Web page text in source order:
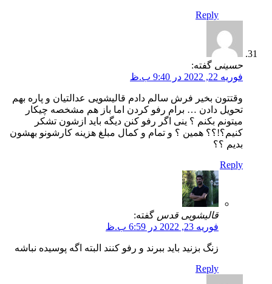
Reply
حسینی گفته:
فوریه 22, 2022 در 9:40 ب.ظ
وقتتون بخیر فرش سالم دادم قالیشویی عدالتیان و پاره بهم
تحویل دادن … برام رفو کردن اما باز هم مشخصه چیکار
میتونم بکنم ؟ ینی اگر رفو کنن دیگه باید ازشون تشکر
کنیم؟!؟؟ همین ؟ و تمام و کمال مبلغ هزینه کارشونو بهشون
بدیم ؟؟
Reply
قالیشویی قدس گفته:
فوریه 23, 2022 در 6:59 ب.ظ
زنگ بزنید باید ببرند و رفو کنند البته اگه پوسیده نباشه
Reply